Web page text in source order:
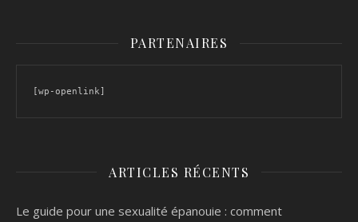
PARTENAIRES
[wp-openlink]
ARTICLES RÉCENTS
Le guide pour une sexualité épanouie : comment